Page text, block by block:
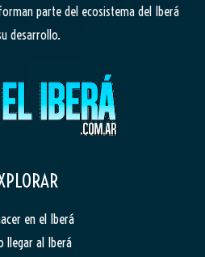
parte del ecosistema del Iberá
desarrollo.
en el Iberá
llegar al Iberá